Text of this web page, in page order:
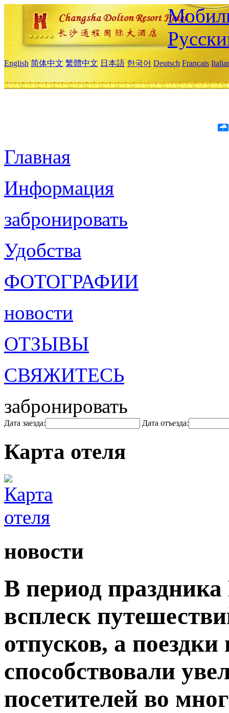
English 简体中文 繁體中文 日本語 한국어 Deutsch Français
Главная
Информация
забронировать
Удобства
ФОТОГРАФИИ
новости
ОТЗЫВЫ
СВЯЖИТЕСЬ
забронировать
Дата заезда: Дата отъезда:
Карта отеля
новости
В период
всплеск
отпусков, а
способствовали
посетителей во